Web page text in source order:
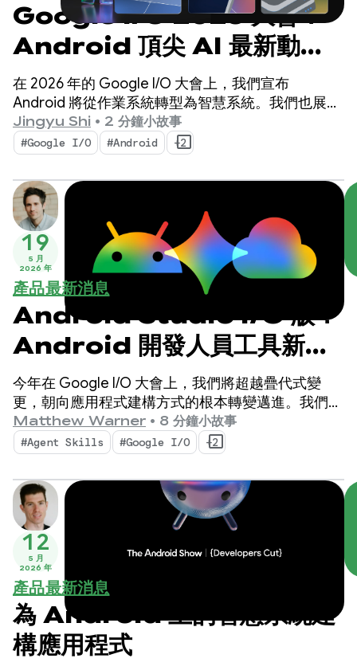
Google I/O 2026 大會：
Android 頂尖 AI 最新動
態，打造智慧體驗
在 2026 年的 Google I/O 大會上，我們宣布
Android 將從作業系統轉型為智慧系統。我們也展示
了如何使用系統原生建構智慧體驗，並將 Google AI
的強大功能帶入應用程式。
Jingyu Shi • 2 分鐘小故事
#Google I/O #Android +2
19
5 月
2026 年
產品最新消息
Android Studio I/O 版：
Android 開發人員工具新功
能
今年在 Google I/O 大會上，我們將超越疊代式變
更，朝向應用程式建構方式的根本轉變邁進。我們最
新推出的工具專為 AI 代理時代而生，不僅能提升
Android 開發人員的工作效率，還能強化您在程式碼
集部署的 AI 代理。
Matthew Warner • 8 分鐘小故事
#Agent Skills #Google I/O +2
12
5 月
2026 年
產品最新消息
為 Android 上的智慧系統建
構應用程式